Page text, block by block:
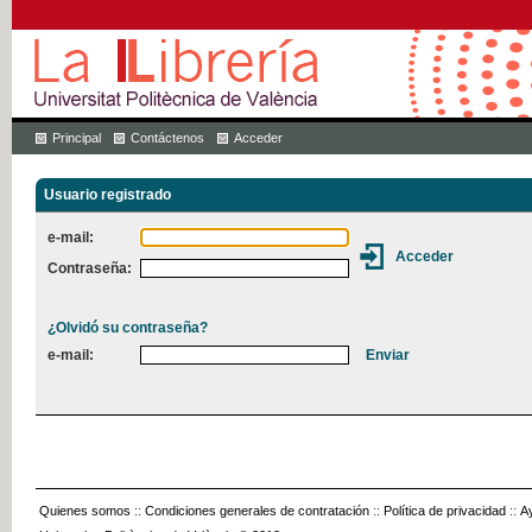
Principal Contáctenos Acceder
Usuario registrado
e-mail:
Contraseña:
¿Olvidó su contraseña?
e-mail:
Quienes somos :: Condiciones generales de contratación :: Política de privacidad ::